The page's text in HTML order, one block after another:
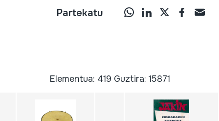
Partekatu
Elementua: 419 Guztira: 15871